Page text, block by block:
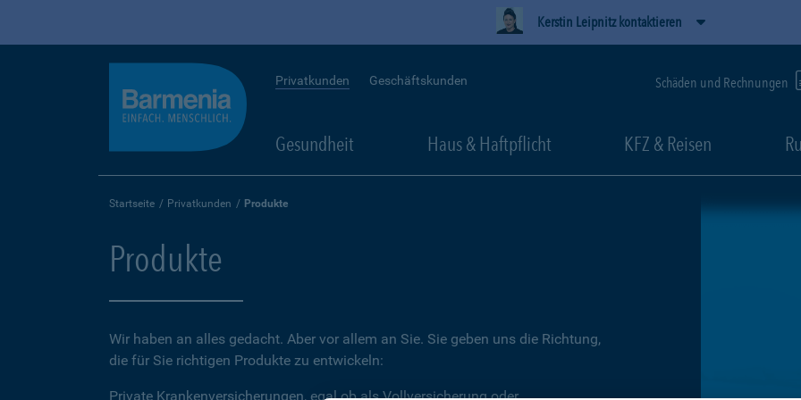
Kerstin Leipnitz kontaktieren
Privatkunden Geschäftskunden Schäden und Rechnungen
Gesundheit Haus & Haftpflicht KFZ & Reisen
Startseite Privatkunden Produkte
Produkte
Wir haben an alles gedacht. Aber vor allem an Sie. Sie geben uns die Richtung,
die für Sie richtigen Produkte zu entwickeln:
Private Krankenversicherungen, egal ob als Vollversicherung oder